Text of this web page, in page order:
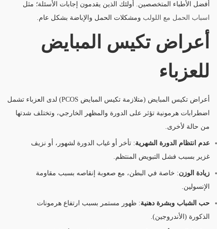
أفضل الأطباء المتخصصين. أولئك الذين يقدمون إجابات الأسئلة؛ مثل
اسباب الحمل مع اللولب ومشكلات الحمل والإباضة بشكل عام.
أعراض تكيس المبايض
للعزباء
أعراض تكيس المبايض (متلازمة تكيس المبايض PCOS) لدى العزباء تشمل
اضطرابات هرمونية تؤثر على الدورة والمظهر الخارجي، وتختلف شدتها
من حالة لأخرى.
عدم انتظام الدورة الشهرية: تأخر أو غياب الدورة لشهور، أو نزيف
غزير بسبب فشل التبويض المنتظم.
زيادة الوزن: خاصة في البطن، مع صعوبة إنقاصه بسبب مقاومة
الإنسولين.
حب الشباب وبشرة دهنية: ظهور مستمر بسبب ارتفاع هرمونات
الذكورة (الأندروجين).